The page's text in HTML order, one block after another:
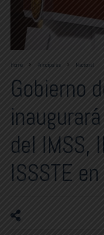
Home Principales Nacional
Gobierno
del IMSS,
ISSSTE